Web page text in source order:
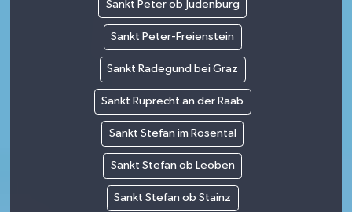
Sankt Peter ob Judenburg
Sankt Peter-Freienstein
Sankt Radegund bei Graz
Sankt Ruprecht an der Raab
Sankt Stefan im Rosental
Sankt Stefan ob Leoben
Sankt Stefan ob Stainz